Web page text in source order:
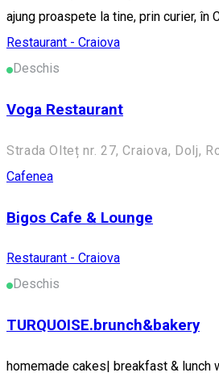
ajung proaspete la tine, prin curier, în
Restaurant - Craiova
Deschis
Voga Restaurant
Strada Olteț nr. 27, Craiova, Dolj,
Cafenea
Bigos Cafe & Lounge
Restaurant - Craiova
Deschis
TURQUOISE.brunch&bakery
homemade cakes| breakfast & lunch